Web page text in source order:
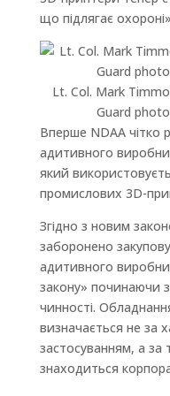
що підлягає охороні»
Lt. Col. Mark
Guard
Вперше NDAA чітко
адитивного
який
промислових 3D-
Згідно з новим
заборонено
адитивного
закону» починаючи
чинності.
визначається не за
застосуванням, а за
знаходиться